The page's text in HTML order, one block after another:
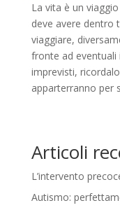
La vita è un
deve avere dentro
viaggiare,
fronte ad
imprevisti,
apparterranno per
Articoli
L’intervento
Autismo: